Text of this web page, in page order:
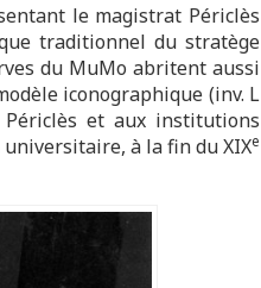
le magistrat Périclès
traditionnel du stratège
du MuMo abritent aussi
iconographique (inv. L
et aux institutions
à la fin du XIXe